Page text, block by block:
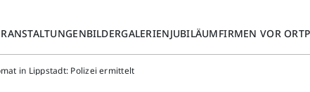
BILDERGALERIENJUBILÄUMFIRMEN VOR ORT
in Lippstadt: Polizei ermittelt